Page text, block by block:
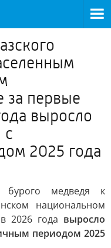
за первые
выросло
с
2025 года
бурого медведя к
национальном
2026 года выросло
периодом 2025